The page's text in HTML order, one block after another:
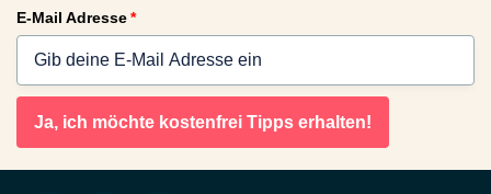
E-Mail Adresse*
Ja, ich möchte kostenfrei Tipps erhalten!